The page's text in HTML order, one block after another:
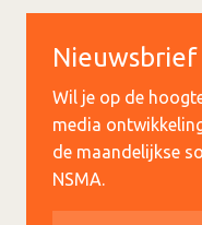
Nieuwsbrief
Wil je op de
media
de maandelijkse
NSMA.